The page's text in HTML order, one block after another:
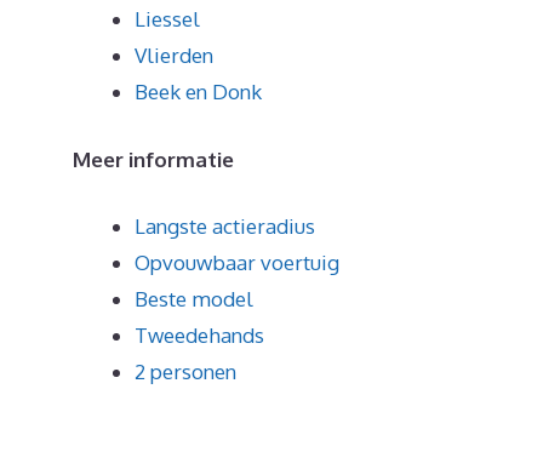
Liessel
Vlierden
Beek en Donk
Meer informatie
Langste actieradius
Opvouwbaar voertuig
Beste model
Tweedehands
2 personen